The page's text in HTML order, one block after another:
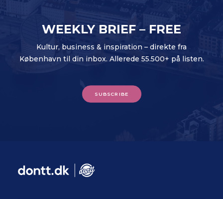
WEEKLY BRIEF – FREE
Kultur, business & inspiration – direkte fra
København til din inbox. Allerede 55.500+ på listen.
SUBSCRIBE